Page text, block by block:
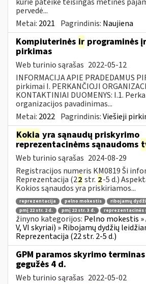
pervedė...
Metai: 2021 Pagrindinis: Naujiena
Kompiuterinės ir programinės
pirkimas
Web turinio sąrašas 2022-05-12
INFORMACIJA APIE PRADEDAMUS
pirkimai I. PERKANČIOJI
KONTAKTINIAI DUOMENYS: I.1.
organizacijos pavadinimas...
Metai: 2022 Pagrindinis:Viešieji
Kokia yra sąnaudų priskyrimo
reprezentacinėms sąnaudoms
Web turinio sąrašas 2024-08-29
Registracijos numeris KM0819 Ši
Reprezentacija (22 str. 2-5 d.)
Kokios sąnaudos yra priskiriamos...
reprezentacija pelno mokestis
ribojamų
pmį 22 str. 2 d.
pmį 22 str. 3 d. reprezentacinės
žinyno kategorijos: Pelno mokestis
V, VI skyriai) » Ribojamų dydžių
Reprezentacija (22 str. 2-5 d.)
GPM paramos skyrimo
gegužės 4 d.
Web turinio sąrašas 2022-05-02